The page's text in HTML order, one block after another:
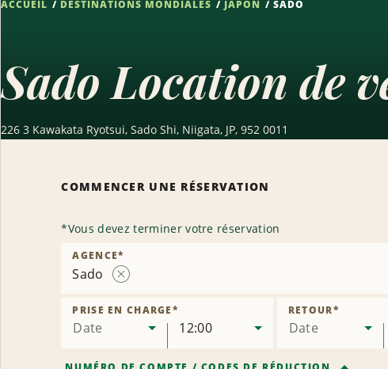
ACCUEIL DESTINATIONS MONDIALES JAPON SADO
Sado Location de
226 3 Kawakata Ryotsui, Sado Shi, Niigata, JP, 952 0011
COMMENCER UNE RÉSERVATION
*Vous devez terminer votre réservation
Sado
l’agence
AGENCE*
Date
PRISE EN CHARGE*
12:00 Date
RETOUR*